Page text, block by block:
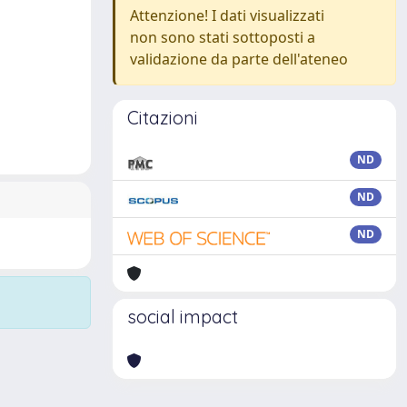
Attenzione! I dati visualizzati
non sono stati sottoposti a
validazione da parte dell'ateneo
Citazioni
ND
ND
ND
social impact